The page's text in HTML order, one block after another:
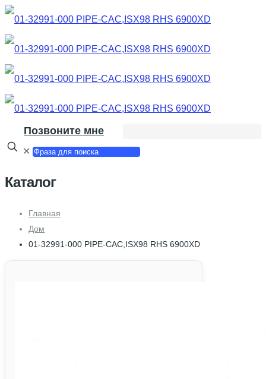
Позвоните мне
✕
Каталог
Главная
Дом
01-32991-000 PIPE-CAC,ISX98 RHS 6900XD